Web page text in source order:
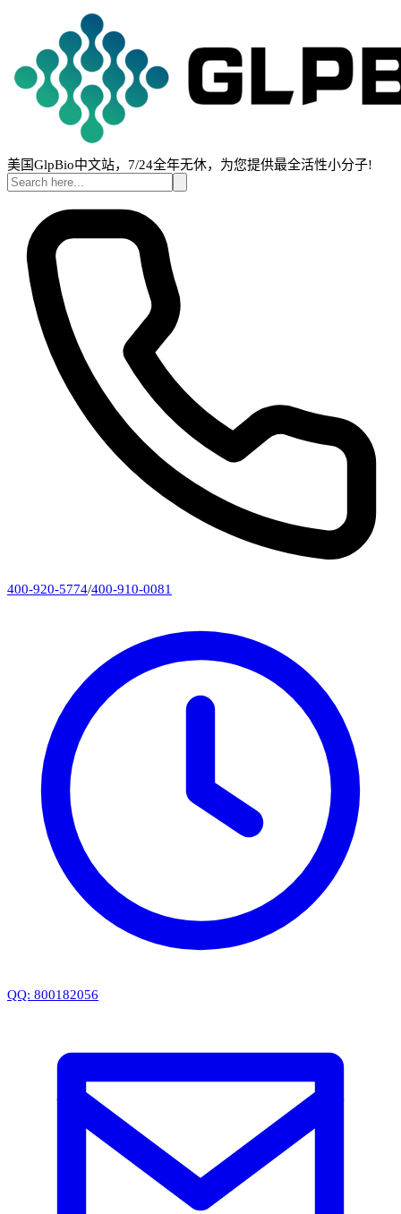
美国GlpBio中文站，7/24全年无休，为您提供最全活性小分子!
400-920-5774/400-910-0081
QQ: 800182056